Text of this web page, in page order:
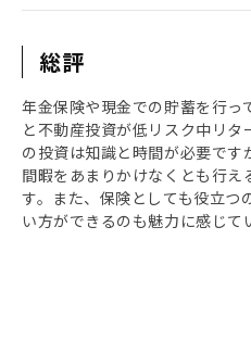
総評
年金保険や現金での貯蓄を行っ
と不動産投資が低リスク中リ
の投資は知識と時間が必要で
間暇をあまりかけなくとも行え
す。また、保険としても役立つ
い方ができるのも魅力に感じて